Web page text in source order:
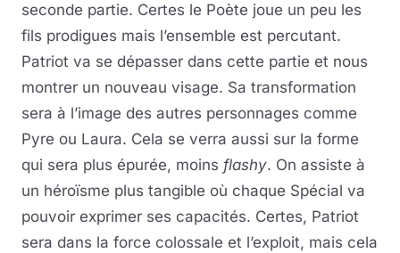
seconde partie. Certes le Poète joue un peu les
fils prodigues mais l’ensemble est percutant.
Patriot va se dépasser dans cette partie et nous
montrer un nouveau visage. Sa transformation
sera à l’image des autres personnages comme
Pyre ou Laura. Cela se verra aussi sur la forme
qui sera plus épurée, moins flashy. On assiste à
un héroïsme plus tangible où chaque Spécial va
pouvoir exprimer ses capacités. Certes, Patriot
sera dans la force colossale et l’exploit, mais cela